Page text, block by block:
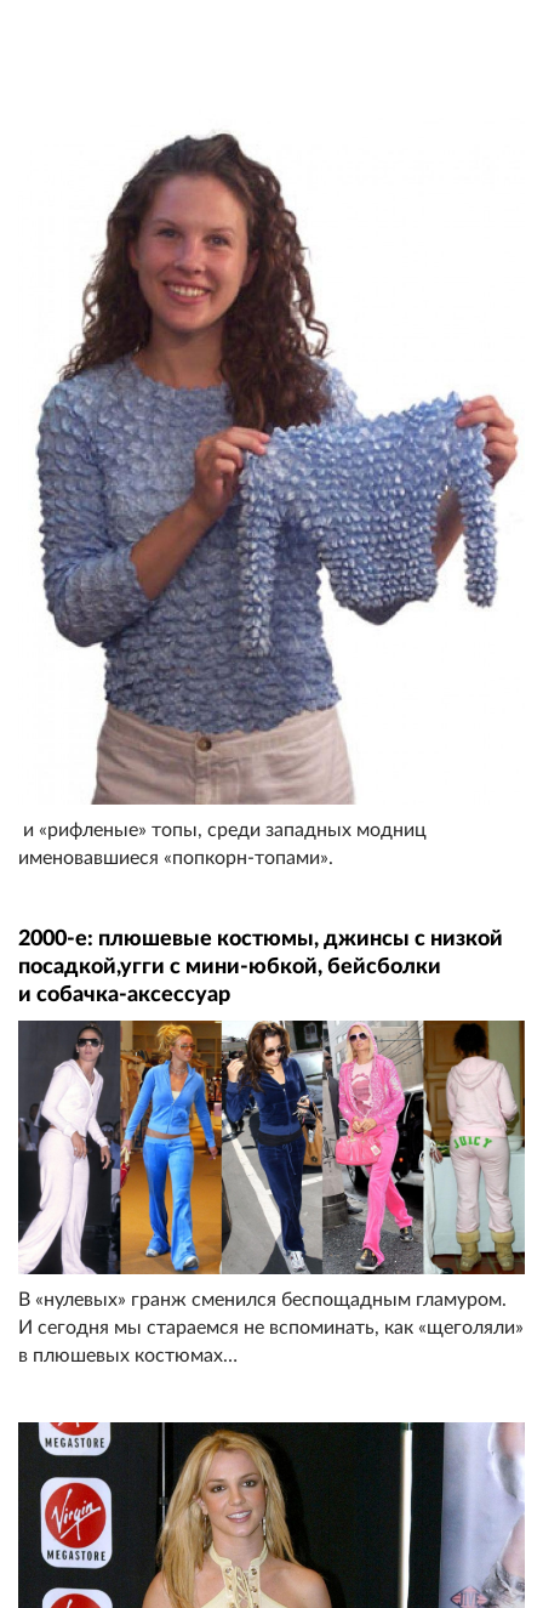
и «рифленые» топы, среди западных модниц
именовавшиеся «попкорн-топами».
2000-е: плюшевые костюмы, джинсы с низкой
посадкой,угги с мини-юбкой, бейсболки
и собачка-аксессуар
В «нулевых» гранж сменился беспощадным гламуром.
И сегодня мы стараемся не вспоминать, как «щеголяли»
в плюшевых костюмах…